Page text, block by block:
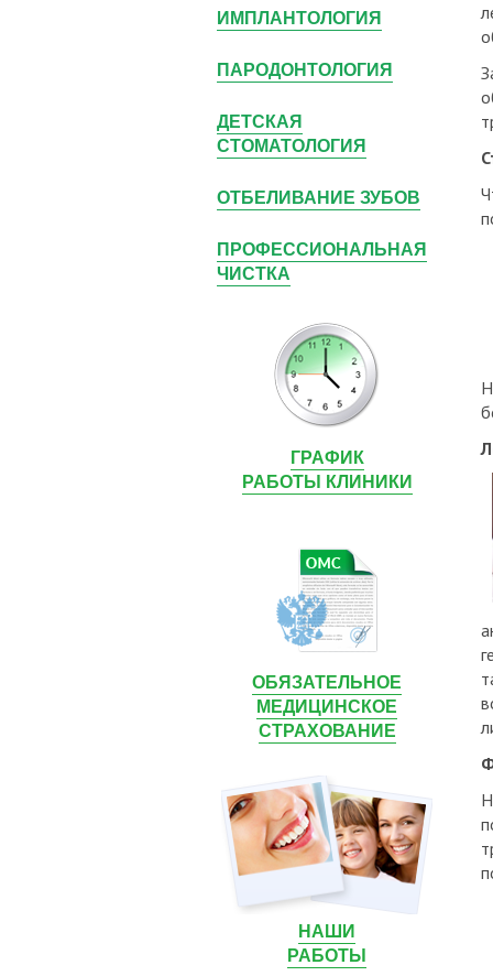
ИМПЛАНТОЛОГИЯ
ПАРОДОНТОЛОГИЯ
ДЕТСКАЯ
СТОМАТОЛОГИЯ
ОТБЕЛИВАНИЕ ЗУБОВ
ПРОФЕССИОНАЛЬНАЯ
ЧИСТКА
ГРАФИК
РАБОТЫ КЛИНИКИ
ОБЯЗАТЕЛЬНОЕ
МЕДИЦИНСКОЕ
СТРАХОВАНИЕ
НАШИ
РАБОТЫ